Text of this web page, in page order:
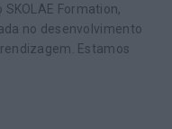
Formation,
no desenvolvimento
Estamos